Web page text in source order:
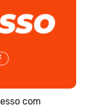
com